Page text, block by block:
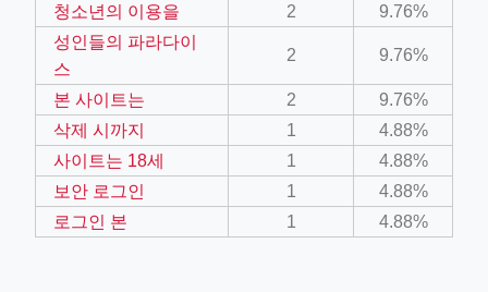
청소년의 이용을
2
9.76%
성인들의 파라다이
스
2 9.76%
본 사이트는 2
9.76%
삭제 시까지
1
4.88%
사이트는 18세
1
4.88%
보안 로그인
1
4.88%
로그인 본
1 4.88%